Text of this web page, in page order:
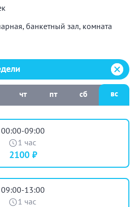
банкетный зал, комната
чт пт сб вс
00:00-09:00
1 час
2100 ₽
09:00-13:00
1 час